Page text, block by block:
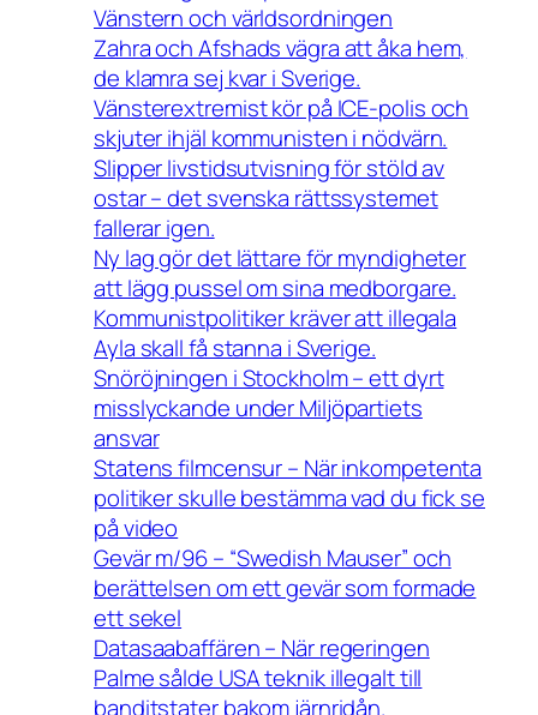
Vänstern och världsordningen
Zahra och Afshads vägra att åka hem,
de klamra sej kvar i Sverige.
Vänsterextremist kör på ICE-polis och
skjuter ihjäl kommunisten i nödvärn.
Slipper livstidsutvisning för stöld av
ostar – det svenska rättssystemet
fallerar igen.
Ny lag gör det lättare för myndigheter
att lägg pussel om sina medborgare.
Kommunistpolitiker kräver att illegala
Ayla skall få stanna i Sverige.
Snöröjningen i Stockholm – ett dyrt
misslyckande under Miljöpartiets
ansvar
Statens filmcensur – När inkompetenta
politiker skulle bestämma vad du fick se
på video
Gevär m/96 – “Swedish Mauser” och
berättelsen om ett gevär som formade
ett sekel
Datasaabaffären – När regeringen
Palme sålde USA teknik illegalt till
banditstater bakom järnridån.